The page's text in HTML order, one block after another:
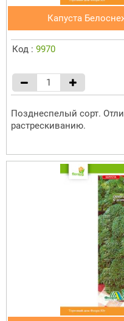
Капуста
Код : 9970
Позднеспелый сорт.
растрескиванию.